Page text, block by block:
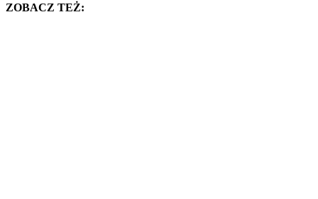
ZOBACZ TEŻ: